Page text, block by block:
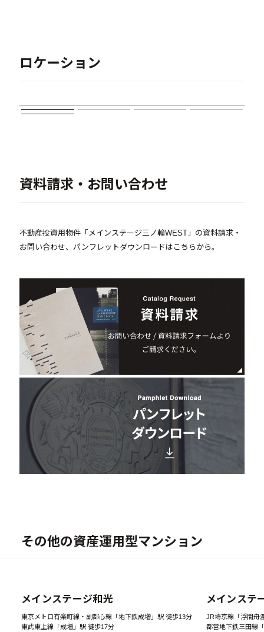
ロケーション
資料請求・お問い合わせ
不動産投資用物件「メインステージ三ノ輪WEST」の資料請求・
お問い合わせ、パンフレットダウンロードはこちらから。
その他の資産運用型マンション
メインステージ和光
東京メトロ有楽町線・副都心線「地下鉄成増」駅 徒歩13分
東武東上線「成増」駅 徒歩17分
メインステ
JR埼京線「浮間舟
都営地下鉄三田線